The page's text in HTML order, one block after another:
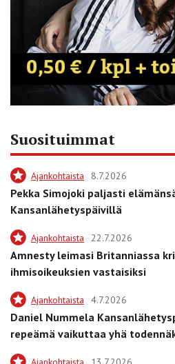
Suosituimmat
Ajankohtaista 8.7.2026
Pekka Simojoki paljasti
Kansanlähetyspäivillä
Ajankohtaista 22.7.2026
Amnesty leimasi Britanniassa
ihmisoikeuksien vastaisiksi
Ajankohtaista 4.7.2026
Daniel Nummela
repeämä vaikuttaa yhä